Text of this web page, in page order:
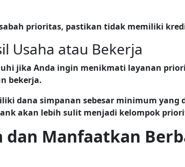
prioritas, pastikan tidak memiliki
Usaha atau Bekerja
jika Anda ingin menikmati layanan
bekerja.
dana simpanan sebesar minimum yang
akan lebih sulit menjadi kelompok
dan Manfaatkan